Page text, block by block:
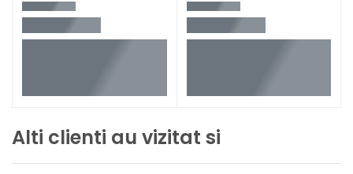
Alti clienti au vizitat si